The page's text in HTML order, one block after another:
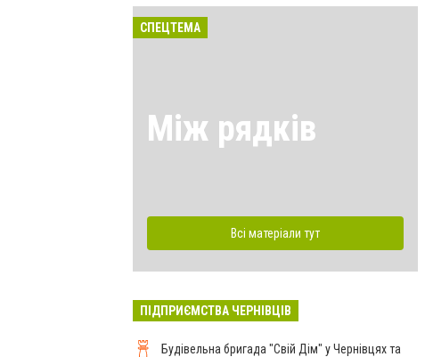
СПЕЦТЕМА
Між рядків
Всі матеріали тут
ПІДПРИЄМСТВА ЧЕРНІВЦІВ
Будівельна бригада "Свій Дім" у Чернівцях та